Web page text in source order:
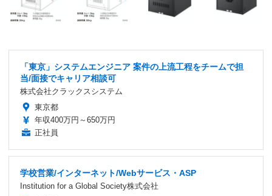
「東京」システムエンジニア 案件の上流工程をチームで担
当/面接でキャリア相談可
株式会社クラックスシステム
東京都
年収400万円～650万円
正社員
学校営業/インターネット/Webサービス・ASP
Institution for a Global Society株式会社